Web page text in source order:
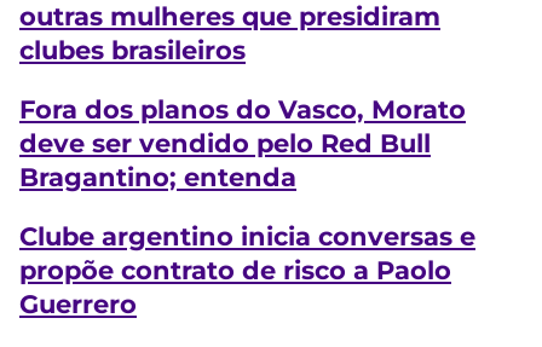
outras mulheres que presidiram
clubes brasileiros
Fora dos planos do Vasco, Morato
deve ser vendido pelo Red Bull
Bragantino; entenda
Clube argentino inicia conversas e
propõe contrato de risco a Paolo
Guerrero